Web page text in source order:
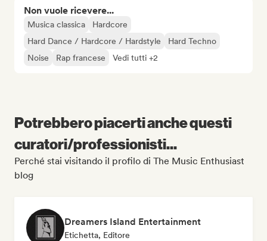
Non vuole ricevere...
Musica classica
Hardcore
Hard Dance / Hardcore / Hardstyle
Hard Techno
Noise
Rap francese Vedi tutti +2
Potrebbero piacerti anche questi
curatori/professionisti...
Perché stai visitando il profilo di The Music Enthusiast
blog
Dreamers Island Entertainment
Etichetta, Editore